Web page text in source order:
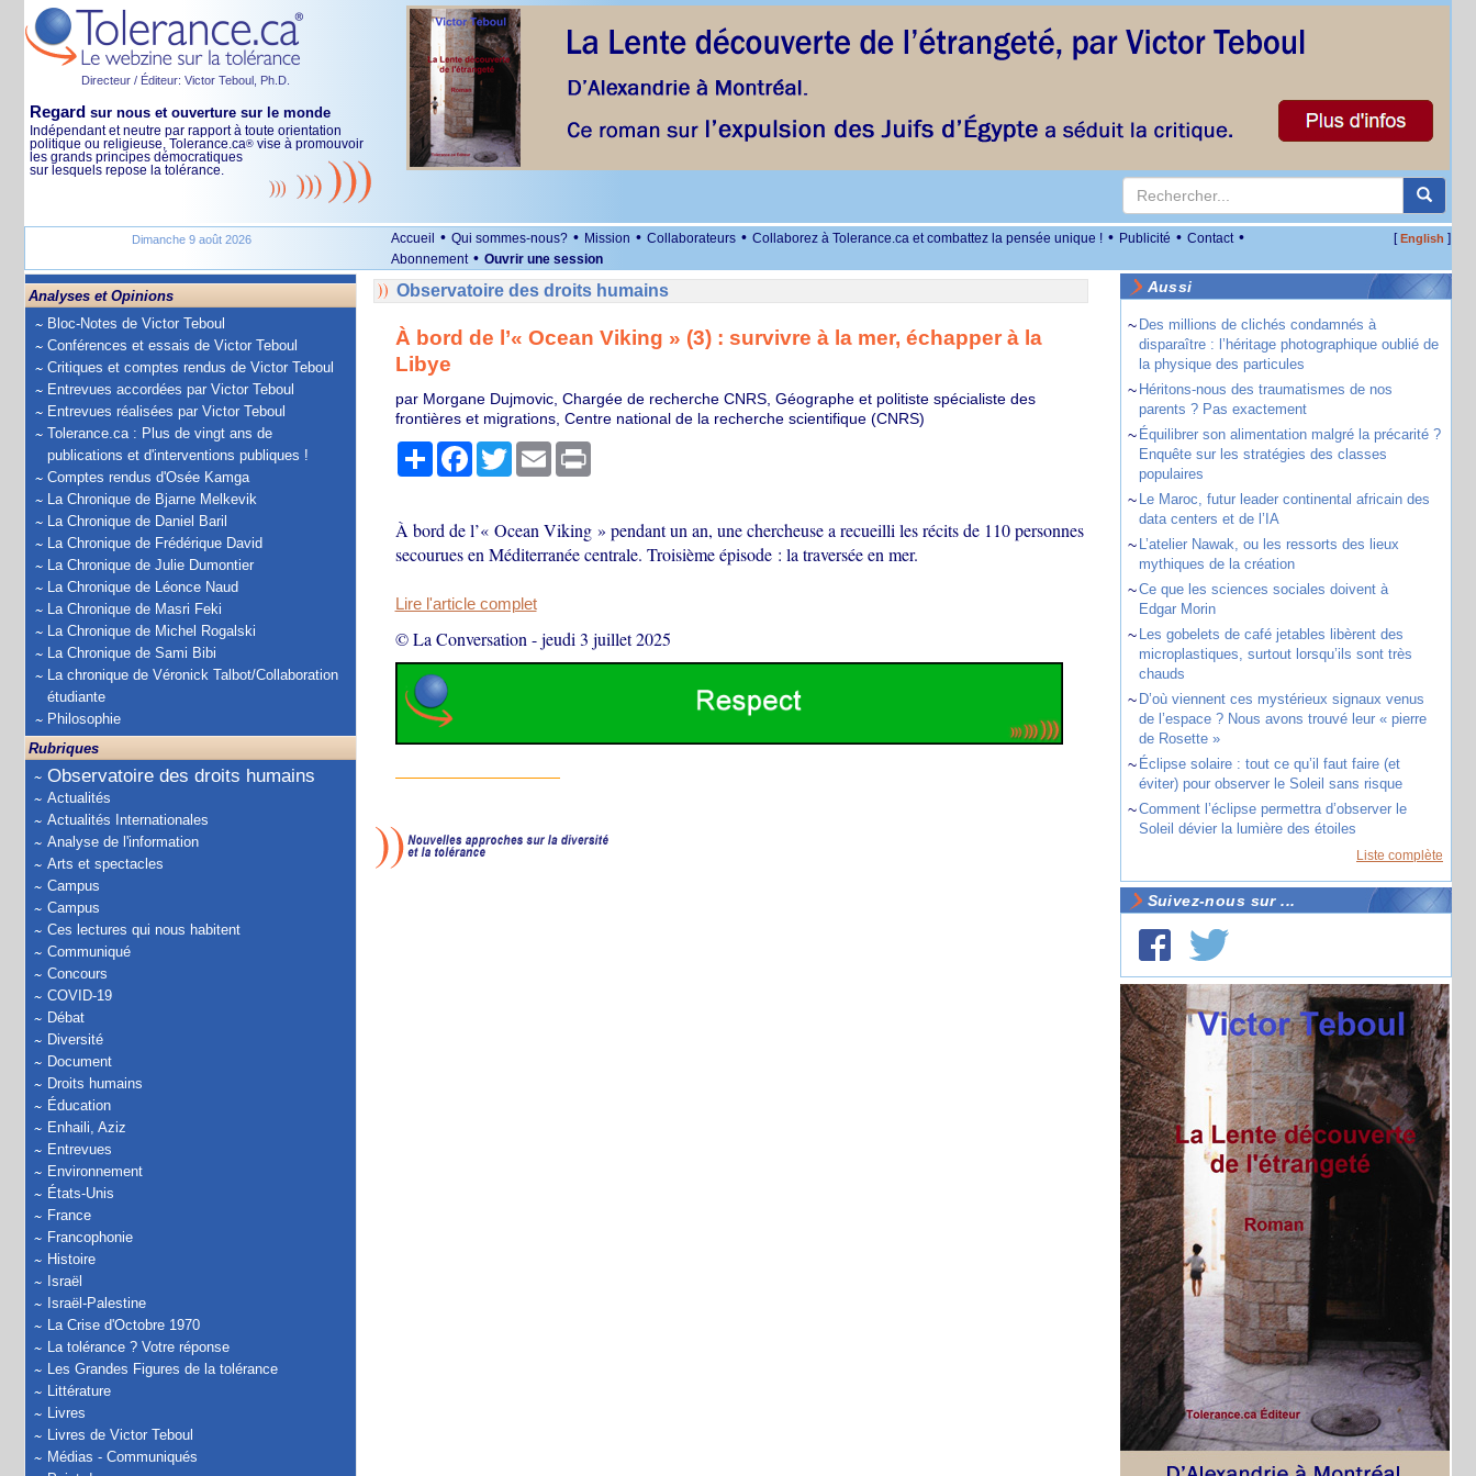
Directeur / Éditeur: Victor Teboul, Ph.D.
Regard sur nous et ouverture sur le monde
Indépendant et neutre par rapport à toute orientation
politique ou religieuse, Tolerance.ca® vise à promouvoir
les grands principes démocratiques
sur lesquels repose la tolérance.
Dimanche 9 août 2026 Accueil • Qui sommes-nous? • Mission • Collaborateurs • Collaborez à Tolerance.ca et combattez la pensée unique ! • Publicité • Contact •
Abonnement • Ouvrir une session
[English ]
Analyses et Opinions
Bloc-Notes de Victor Teboul
Conférences et essais de Victor Teboul
Critiques et comptes rendus de Victor Teboul
Entrevues accordées par Victor Teboul
Entrevues réalisées par Victor Teboul
Tolerance.ca : Plus de vingt ans de
publications et d'interventions publiques !
Comptes rendus d'Osée Kamga
La Chronique de Bjarne Melkevik
La Chronique de Daniel Baril
La Chronique de Frédérique David
La Chronique de Julie Dumontier
La Chronique de Léonce Naud
La Chronique de Masri Feki
La Chronique de Michel Rogalski
La Chronique de Sami Bibi
La chronique de Véronick Talbot/Collaboration
étudiante
Philosophie
Rubriques
Observatoire des droits humains
Actualités
Actualités Internationales
Analyse de l'information
Arts et spectacles
Campus
Campus
Ces lectures qui nous habitent
Communiqué
Concours
COVID-19
Débat
Diversité
Document
Droits humains
Éducation
Enhaili, Aziz
Entrevues
Environnement
États-Unis
France
Francophonie
Histoire
Israël
Israël-Palestine
La Crise d'Octobre 1970
La tolérance ? Votre réponse
Les Grandes Figures de la tolérance
Littérature
Livres
Livres de Victor Teboul
Médias - Communiqués
Observatoire des droits humains
À bord de l’« Ocean Viking » (3) : survivre à la mer, échapper à la
Libye
par Morgane Dujmovic, Chargée de recherche CNRS, Géographe et politiste spécialiste des
frontières et migrations, Centre national de la recherche scientifique (CNRS)
PartagerFacebook
TwitterEmail Print
À bord de l’« Ocean Viking » pendant un an, une chercheuse a recueilli les récits de 110 personnes
secourues en Méditerranée centrale. Troisième épisode : la traversée en mer.
Lire l'article complet
© La Conversation -jeudi 3 juillet 2025
Aussi
~ Des millions de clichés condamnés à
disparaître : l’héritage photographique oublié de
la physique des particules
~ Héritons-nous des traumatismes de nos
parents ? Pas exactement
~ Équilibrer son alimentation malgré la précarité ?
Enquête sur les stratégies des classes
populaires
~ Le Maroc, futur leader continental africain des
data centers et de l’IA
~ L’atelier Nawak, ou les ressorts des lieux
mythiques de la création
~Ce que les sciences sociales doivent à
Edgar Morin
~ Les gobelets de café jetables libèrent des
microplastiques, surtout lorsqu’ils sont très
chauds
~ D’où viennent ces mystérieux signaux venus
de l’espace ? Nous avons trouvé leur « pierre
de Rosette »
~ Éclipse solaire : tout ce qu’il faut faire (et
éviter) pour observer le Soleil sans risque
~Comment l’éclipse permettra d’observer le
Soleil dévier la lumière des étoiles
Liste complète
Suivez-nous sur ...